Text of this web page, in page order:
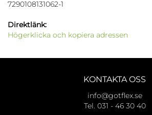
7290108131062-1
Direktlänk:
Högerklicka och kopiera adressen
KONTAKTA OSS
info@gotflex.se
Tel. 031 - 46 30 40